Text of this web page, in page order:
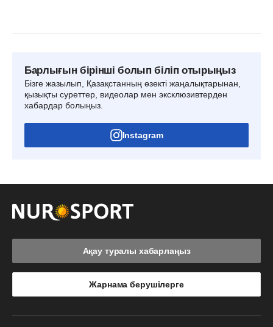
Барлығын бірінші болып біліп отырыңыз
Бізге жазылып, Қазақстанның өзекті жаңалықтарынан,
қызықты суреттер, видеолар мен эксклюзивтерден
хабардар болыңыз.
Instagram
Ақау туралы хабарлаңыз
Жарнама берушілерге